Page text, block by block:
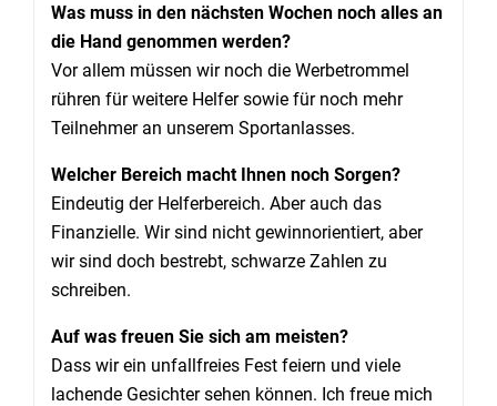
Was muss in den nächsten Wochen noch alles an
die Hand genommen werden?
Vor allem müssen wir noch die Werbetrommel
rühren für weitere Helfer sowie für noch mehr
Teilnehmer an unserem Sportanlasses.
Welcher Bereich macht Ihnen noch Sorgen?
Eindeutig der Helferbereich. Aber auch das
Finanzielle. Wir sind nicht gewinnorientiert, aber
wir sind doch bestrebt, schwarze Zahlen zu
schreiben.
Auf was freuen Sie sich am meisten?
Dass wir ein unfallfreies Fest feiern und viele
lachende Gesichter sehen können. Ich freue mich